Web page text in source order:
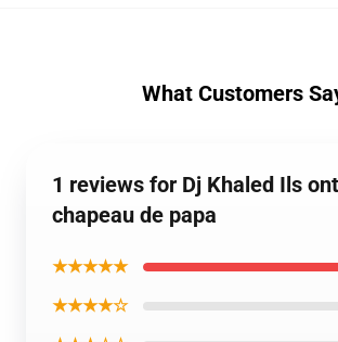
What Customers
1 reviews for Dj Khaled Ils
chapeau de papa
★★★★★
★★★★☆